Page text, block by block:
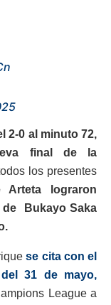
2-0 al minuto 72,
final de la
los presentes
Arteta lograron
de Bukayo Saka
se cita con el
31 de mayo,
League a